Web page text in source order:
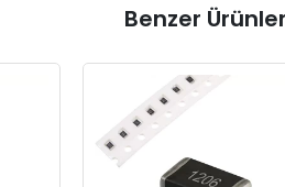
Benzer Ürünler